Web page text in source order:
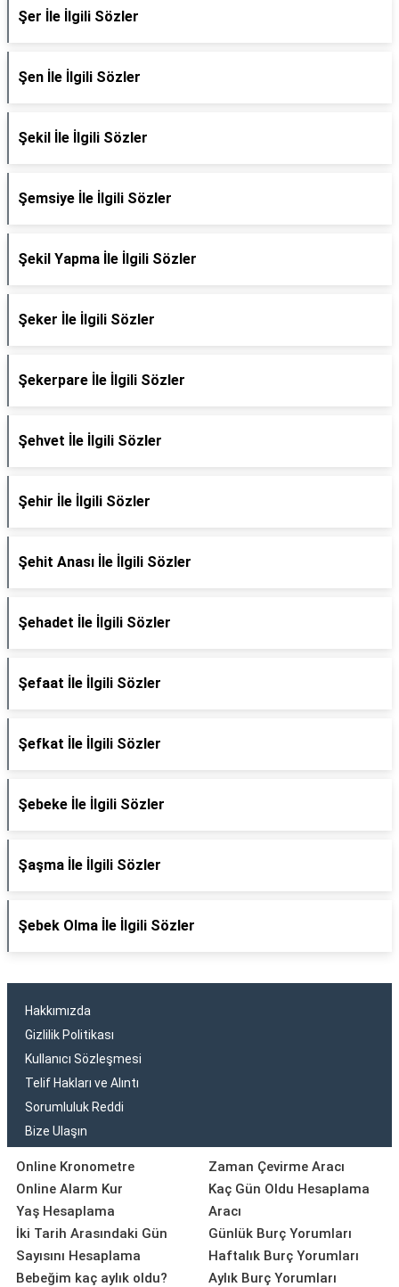
Şer İle İlgili Sözler
Şen İle İlgili Sözler
Şekil İle İlgili Sözler
Şemsiye İle İlgili Sözler
Şekil Yapma İle İlgili Sözler
Şeker İle İlgili Sözler
Şekerpare İle İlgili Sözler
Şehvet İle İlgili Sözler
Şehir İle İlgili Sözler
Şehit Anası İle İlgili Sözler
Şehadet İle İlgili Sözler
Şefaat İle İlgili Sözler
Şefkat İle İlgili Sözler
Şebeke İle İlgili Sözler
Şaşma İle İlgili Sözler
Şebek Olma İle İlgili Sözler
Hakkımızda
Gizlilik Politikası
Kullanıcı Sözleşmesi
Telif Hakları ve Alıntı
Sorumluluk Reddi
Bize Ulaşın
Online Kronometre
Online Alarm Kur
Yaş Hesaplama
İki Tarih Arasındaki Gün
Sayısını Hesaplama
Bebeğim kaç aylık oldu?
Zaman Çevirme Aracı
Kaç Gün Oldu Hesaplama
Aracı
Günlük Burç Yorumları
Haftalık Burç Yorumları
Aylık Burç Yorumları